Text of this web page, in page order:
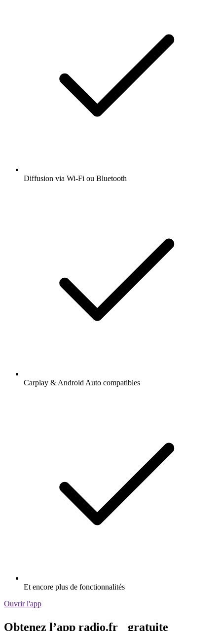
Diffusion via Wi-Fi ou Bluetooth
Carplay & Android Auto compatibles
Et encore plus de fonctionnalités
Ouvrir l'app
Obtenez l’app radio.fr gratuite